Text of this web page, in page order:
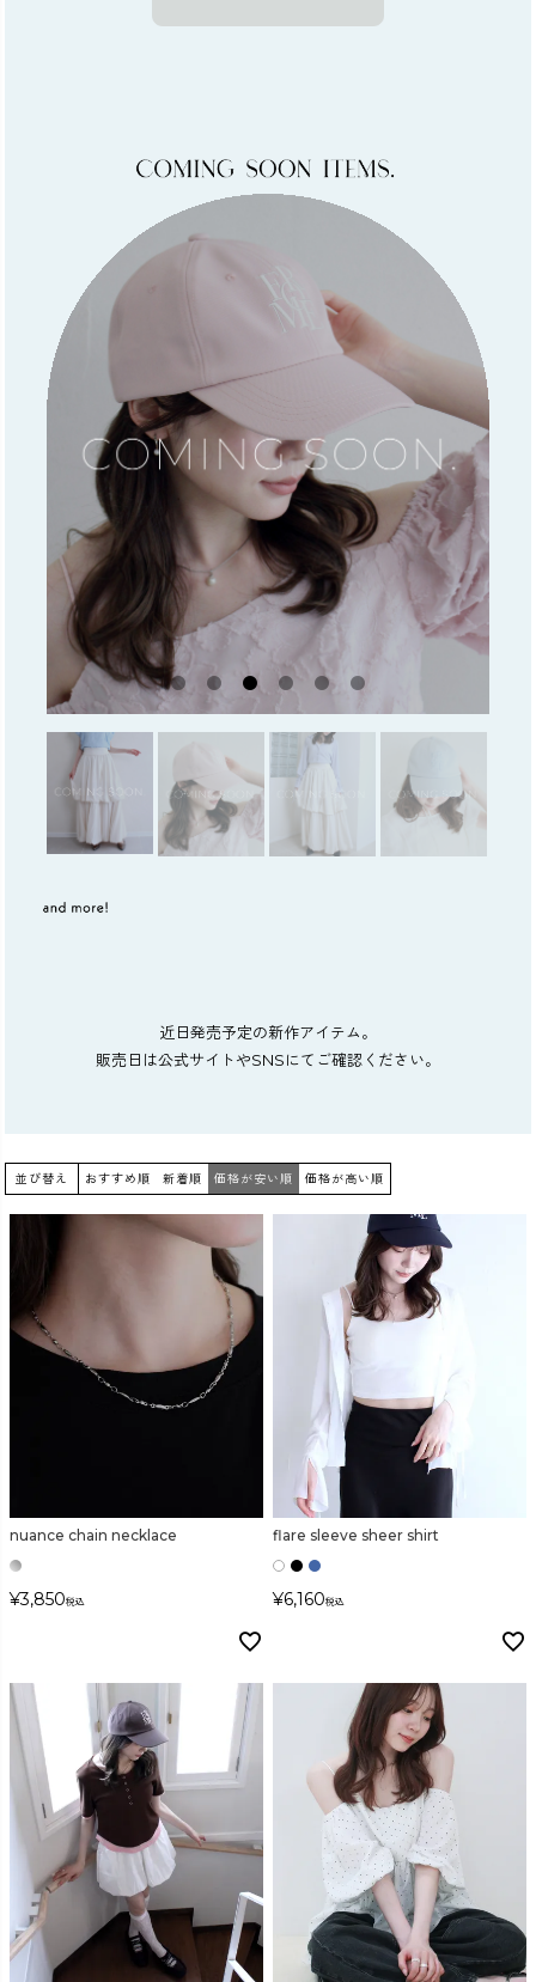
近日発売予定の新作アイテム。
販売日は公式サイトやSNSにてご確認ください。
並び替え おすすめ順 新着順 価格が安い順 価格が高い順
nuance chain necklace
¥3,850税込
flare sleeve sheer shirt
¥6,160税込